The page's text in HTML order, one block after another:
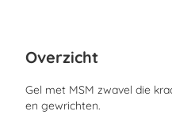
Niet geschikt voor
aanbrengen van de
Waarschuwing
Overzicht
Gel met MSM zwavel die
en gewrichten.